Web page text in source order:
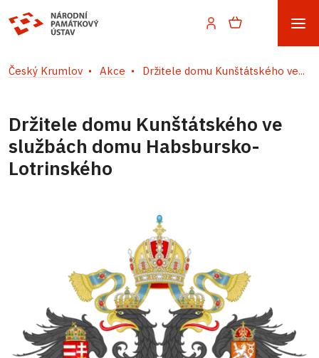
Český Krumlov Akce Držitele domu Kunštátského ve...
Držitele domu Kunštátského ve
službách domu Habsbursko-
Lotrinského